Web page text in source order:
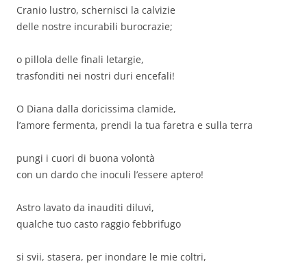
Cranio lustro, schernisci la calvizie
delle nostre incurabili burocrazie;
o pillola delle finali letargie,
trasfonditi nei nostri duri encefali!
O Diana dalla doricissima clamide,
l’amore fermenta, prendi la tua faretra e sulla terra
pungi i cuori di buona volontà
con un dardo che inoculi l’essere aptero!
Astro lavato da inauditi diluvi,
qualche tuo casto raggio febbrifugo
si svii, stasera, per inondare le mie coltri,